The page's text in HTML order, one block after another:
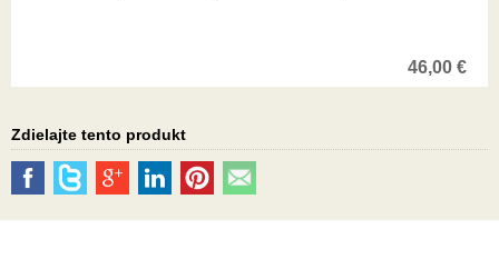
46,00 €
Zdielajte tento produkt